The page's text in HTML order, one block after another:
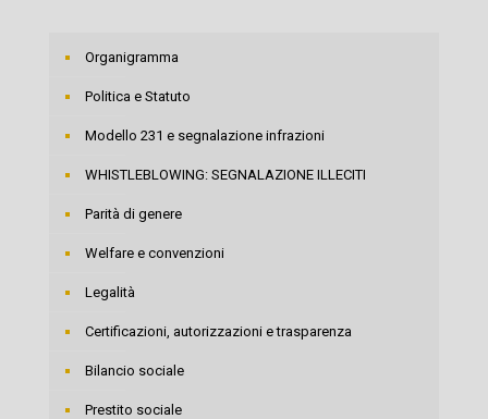
Organigramma
Politica e Statuto
Modello 231 e segnalazione infrazioni
WHISTLEBLOWING: SEGNALAZIONE ILLECITI
Parità di genere
Welfare e convenzioni
Legalità
Certificazioni, autorizzazioni e trasparenza
Bilancio sociale
Prestito sociale